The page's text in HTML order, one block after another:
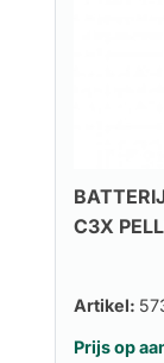
C3X
Artikel:
Prijs op